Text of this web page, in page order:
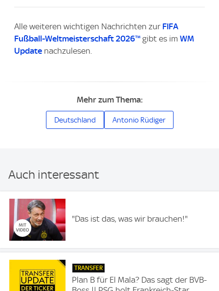
Alle weiteren wichtigen Nachrichten zur FIFA
Fußball-Weltmeisterschaft 2026™ gibt es im WM
Update nachzulesen.
Mehr zum Thema:
Deutschland Antonio Rüdiger
Auch interessant
"Das ist das, was wir brauchen!"
TRANSFER
Plan B für El Mala? Das sagt der BVB-